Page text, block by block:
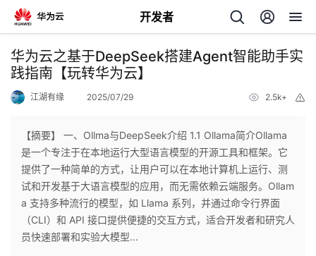
开发者
返
回
个
人
主
我
的
华为云之基于DeepSeek搭建Agent智能助手实
践指南【玩转华为云】
江湖有缘 2025/07/29 2.5k+
【摘要】 一、Ollma与DeepSeek介绍 1.1 Ollama简介Ollama
是一个专注于在本地运行大型语言模型的开源工具和框架。它
提供了一种简单的方式，让用户可以在本地计算机上运行、测
试和开发基于大语言模型的应用，而无需依赖云端服务。Ollam
a 支持多种流行的模型，如 Llama 系列，并通过命令行界面
（CLI）和 API 接口提供便捷的交互方式，适合开发者和研究人
员快速部署和实验大模型...